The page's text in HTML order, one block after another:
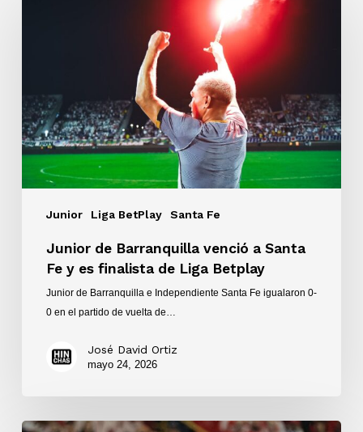
Junior Liga BetPlay Santa Fe
Fe
y
es
finalista
Betplay
Junior de Barranquilla venció a Santa
Fe y es finalista de Liga Betplay
Junior de Barranquilla e Independiente Santa Fe igualaron 0-
0 en el partido de vuelta de…
José David Ortiz
mayo 24, 2026